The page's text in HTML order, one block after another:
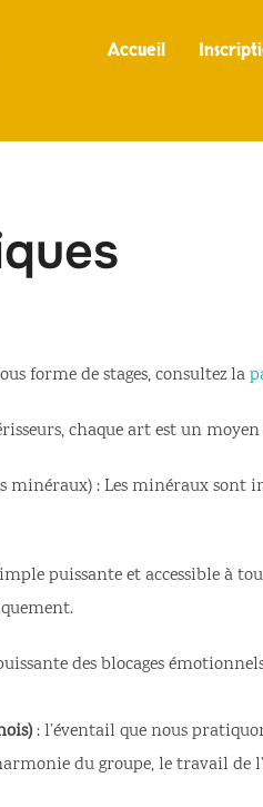
Accueil
forme de stages, consultez la
chaque art est un
minéraux) : Les minéraux
puissante et accessible à
des blocages
: l’éventail que nous
du groupe, le travail